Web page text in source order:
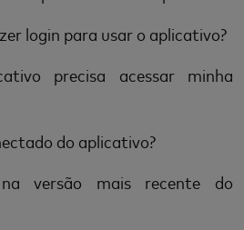
login para usar o aplicativo?
precisa acessar minha
do aplicativo?
versão mais recente do